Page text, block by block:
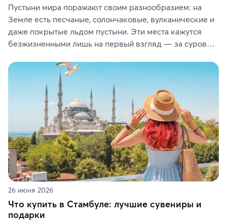
Пустыни мира поражают своим разнообразием: на
Земле есть песчаные, солончаковые, вулканические и
даже покрытые льдом пустыни. Эти места кажутся
безжизненными лишь на первый взгляд — за суровой
животные и маршруты, которые дарят одни из самых
ярких впечатлений от путешествий.
26 июня 2026
Что купить в Стамбуле: лучшие сувениры и
подарки